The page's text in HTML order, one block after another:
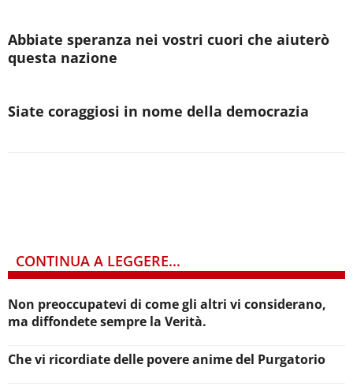
Abbiate speranza nei vostri cuori che aiuterò
questa nazione
Siate coraggiosi in nome della democrazia
CONTINUA A LEGGERE...
Non preoccupatevi di come gli altri vi considerano,
ma diffondete sempre la Verità.
Che vi ricordiate delle povere anime del Purgatorio